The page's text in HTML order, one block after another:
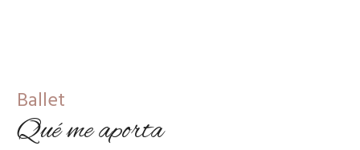
Ballet
Qué me aporta